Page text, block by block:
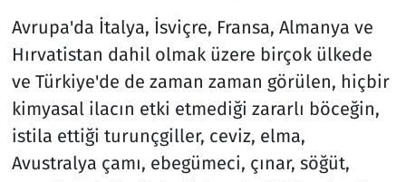
Avrupa'da İtalya, İsviçre, Fransa, Almanya ve
Hırvatistan dahil olmak üzere birçok ülkede
ve Türkiye'de de zaman zaman görülen, hiçbir
kimyasal ilacın etki etmediği zararlı böceğin,
istila ettiği turunçgiller, ceviz, elma,
Avustralya çamı, ebegümeci, çınar, söğüt,